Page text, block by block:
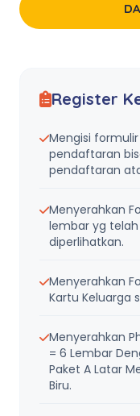
Register
Mengisi
pendaftaran
pendaftaran
Menyerahkan
lembar yg telah
diperlihatkan.
Menyerahkan
Kartu Keluarga
Menyerahkan
= 6 Lembar
Paket A Latar
Biru.